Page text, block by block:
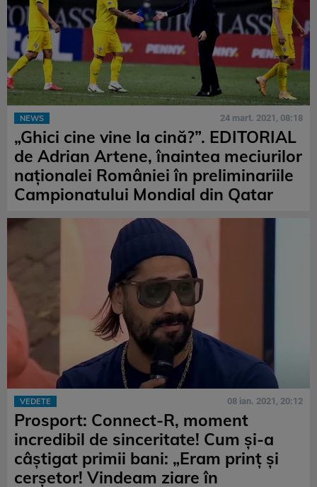
NEWS 24 mart. 2021, 08:18
„Ghici cine vine la cină?”. EDITORIAL
de Adrian Artene, înaintea meciurilor
naționalei României în preliminariile
Campionatului Mondial din Qatar
VEDETE 08 ian. 2021, 20:12
Prosport: Connect-R, moment
incredibil de sinceritate! Cum și-a
câștigat primii bani: „Eram prinț și
cerșetor! Vindeam ziare în